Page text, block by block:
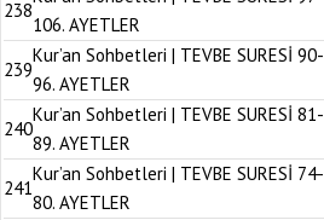
238
106. AYETLER
239
Kur’an Sohbetleri | TEVBE SURESİ 90-
96. AYETLER
240
Kur’an Sohbetleri | TEVBE SURESİ 81-
89. AYETLER
241
Kur’an Sohbetleri | TEVBE SURESİ 74-
80. AYETLER